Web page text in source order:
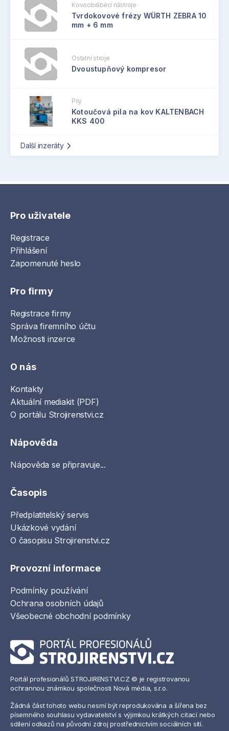
Kovoobráběcí nástroje
Tvrdokovové frézy WÜRTH ZEBRA 10
mm + 6 mm
Ostatní stroje
Dvoustupňový kompresor
Pily
Kotoučová pila na kov KALTENBACH
KKS 400
Další inzeráty
Pro uživatele
Registrace
Přihlášení
Zapomenuté heslo
Pro firmy
Registrace firmy
Správa firemního účtu
Možnosti inzerce
O nás
Kontakty
Aktuální mediakit (PDF)
O portálu Strojirenstvi.cz
Nápověda
Nápověda se připravuje...
Časopis
Předplatitelský servis
Ukázkové vydání
O časopisu Strojirenstvi.cz
Provozní informace
Podmínky používání
Ochrana osobních údajů
Všeobecné obchodní podmínky
Portál profesionálů STROJIRENSTVI.CZ © je registrovanou
ochrannou známkou společnosti Nová média, s.r.o.
Žádná část tohoto webu nesmí být reprodukována a šířena bez
písemného souhlasu vydavatelství s výjimkou krátkých citací nebo
sdílení odkazů na původní zdroj prostřednictvím sociálních sítí.